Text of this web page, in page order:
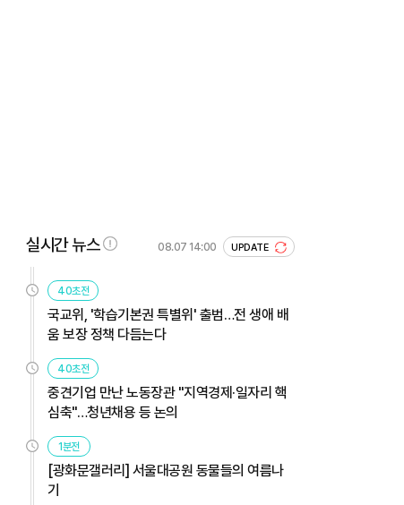
실시간 뉴스 08.07 14:00 UPDATE
40초전
국교위, '학습기본권 특별위' 출범…전 생애 배
움 보장 정책 다듬는다
40초전
중견기업 만난 노동장관 "지역경제·일자리 핵
심축"…청년채용 등 논의
1분전
[광화문갤러리] 서울대공원 동물들의 여름나
기